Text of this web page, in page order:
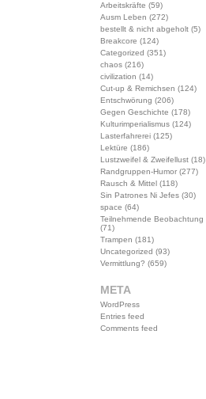
Arbeitskräfte (59)
Ausm Leben (272)
bestellt & nicht abgeholt(5)
Breakcore (124)
Categorized (351)
chaos(216)
civilization (14)
Cut-up & Remichsen (124)
Entschwörung (206)
Gegen Geschichte (178)
Kulturimperialismus(124)
Lasterfahrerei(125)
Lektüre (186)
Lustzweifel & Zweifellust(18)
Randgruppen-Humor(277)
Rausch & Mittel(118)
Sin Patrones Ni Jefes(30)
space (64)
Teilnehmende Beobachtung
(71)
Trampen (181)
Uncategorized (93)
Vermittlung? (659)
META
WordPress
Entries feed
Comments feed